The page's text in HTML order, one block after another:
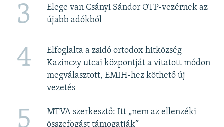
3
Elege van Csányi Sándor OTP-vezérnek az
újabb adókból
4
Elfoglalta a zsidó ortodox hitközség
Kazinczy utcai központját a vitatott módon
megválasztott, EMIH-hez köthető új
vezetés
5
MTVA szerkesztő: Itt „nem az ellenzéki
összefogást támogatják”